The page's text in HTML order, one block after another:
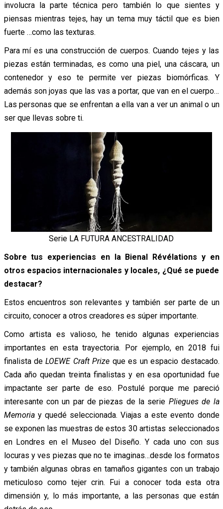
involucra la parte técnica pero también lo que sientes y
piensas mientras tejes, hay un tema muy táctil que es bien
fuerte …como las texturas.
Para mí es una construcción de cuerpos. Cuando tejes y las
piezas están terminadas, es como una piel, una cáscara, un
contenedor y eso te permite ver piezas biomórficas. Y
además son joyas que las vas a portar, que van en el cuerpo…
Las personas que se enfrentan a ella van a ver un animal o un
ser que llevas sobre ti.
Serie LA FUTURA ANCESTRALIDAD
Sobre tus experiencias en la Bienal Révélations y en
otros espacios internacionales y locales, ¿Qué se puede
destacar?
Estos encuentros son relevantes y también ser parte de un
circuito, conocer a otros creadores es súper importante.
Como artista es valioso, he tenido algunas experiencias
importantes en esta trayectoria. Por ejemplo, en 2018 fui
finalista deLOEWE Craft Prize que es un espacio destacado.
Cada año quedan treinta finalistas y en esa oportunidad fue
impactante ser parte de eso. Postulé porque me pareció
interesante con un par de piezas de la serie Pliegues de la
Memoriay quedé seleccionada. Viajas a este evento donde
se exponen las muestras de estos 30 artistas seleccionados
en Londres en el Museo del Diseño. Y cada uno con sus
locuras y ves piezas que no te imaginas…desde los formatos
y también algunas obras en tamaños gigantes con un trabajo
meticuloso como tejer crin. Fui a conocer toda esta otra
dimensión y, lo más importante, a las personas que están